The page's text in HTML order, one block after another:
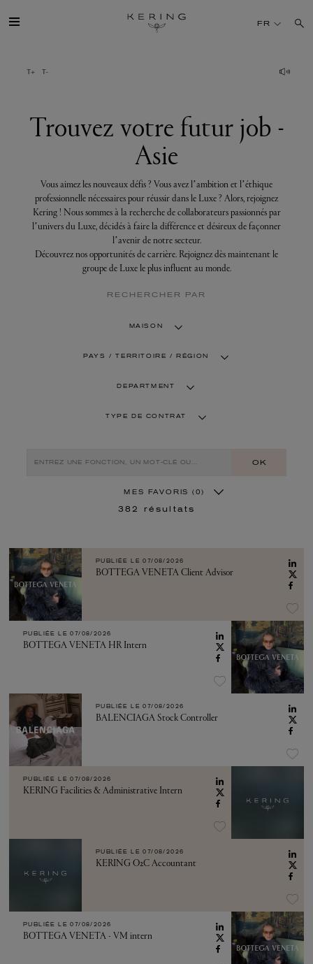
votre
futur
TALENT
DÉV. DURABLE
FINANCE
PRESSE
FR
Trouvez votre futur job -
Asie
Vous aimez les nouveaux défis ? Vous avez l’ambition et l’éthique
professionnelle nécessaires pour réussir dans le Luxe ? Alors, rejoignez
Kering ! Nous sommes à la recherche de collaborateurs passionnés par
l’univers du Luxe, décidés à faire la différence et désireux de façonner
l’avenir de notre secteur.
Découvrez nos opportunités de carrière. Rejoignez dès maintenant le
groupe de Luxe le plus influent au monde.
RECHERCHER PAR
MAISON
PAYS / TERRITOIRE / RÉGION
DEPARTMENT
TYPE DE CONTRAT
OK
MES FAVORIS (0)
382 résultats
PUBLIÉE LE 07/08/2026
BOTTEGA VENETA Client Advisor
PUBLIÉE LE 07/08/2026
BOTTEGA VENETA HR Intern
PUBLIÉE LE 07/08/2026
BALENCIAGA Stock Controller
PUBLIÉE LE 07/08/2026
KERING Facilities & Administrative Intern
PUBLIÉE LE 07/08/2026
KERING O2C Accountant
PUBLIÉE LE 07/08/2026
BOTTEGA VENETA - VM intern